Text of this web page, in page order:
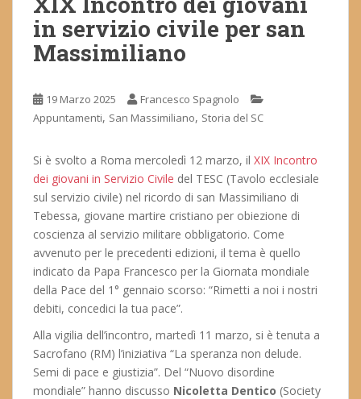
in servizio civile per san
Massimiliano
19 Marzo 2025
Francesco Spagnolo
Appuntamenti, San Massimiliano, Storia del SC
Si è svolto a Roma mercoledì 12 marzo, il XIX Incontro
dei giovani in Servizio Civile del TESC (Tavolo ecclesiale
sul servizio civile) nel ricordo di san Massimiliano di
Tebessa, giovane martire cristiano per obiezione di
coscienza al servizio militare obbligatorio. Come
avvenuto per le precedenti edizioni, il tema è quello
indicato da Papa Francesco per la Giornata mondiale
della Pace del 1° gennaio scorso: “Rimetti a noi i nostri
debiti, concedici la tua pace”.
Alla vigilia dell’incontro, martedì 11 marzo, si è tenuta a
Sacrofano (RM) l’iniziativa “La speranza non delude.
Semi di pace e giustizia”. Del “Nuovo disordine
mondiale” hanno discusso Nicoletta Dentico (Society